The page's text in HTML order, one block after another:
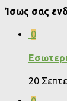
Ίσως σας
0
20